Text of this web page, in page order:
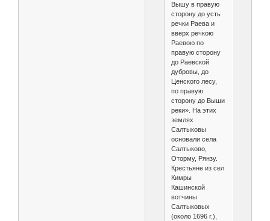
Вышу в правую
сторону до усть
речки Раева и
вверх речкою
Раевою по
правую сторону
до Раевской
дубровы, до
Ценского лесу,
по правую
сторону до Выши
реки». На этих
землях
Салтыковы
основали села
Салтыково,
Оторму, Рянзу.
Крестьяне из сел
Кимры
Кашинской
вотчины
Салтыковых
(около 1696 г.),